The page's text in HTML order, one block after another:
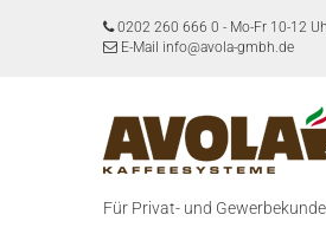
0202 260 666 0 - Mo-Fr 10-12
E-Mail info@avola-gmbh.de
Für Privat- und